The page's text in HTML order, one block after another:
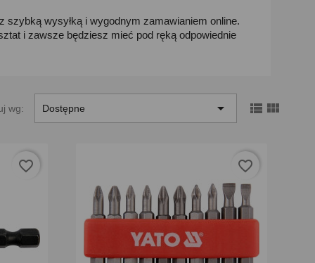
szybką wysyłką i wygodnym zamawianiem online.
i zawsze będziesz mieć pod ręką odpowiednie
wg: Dostępne   
favorite_border favorite_border